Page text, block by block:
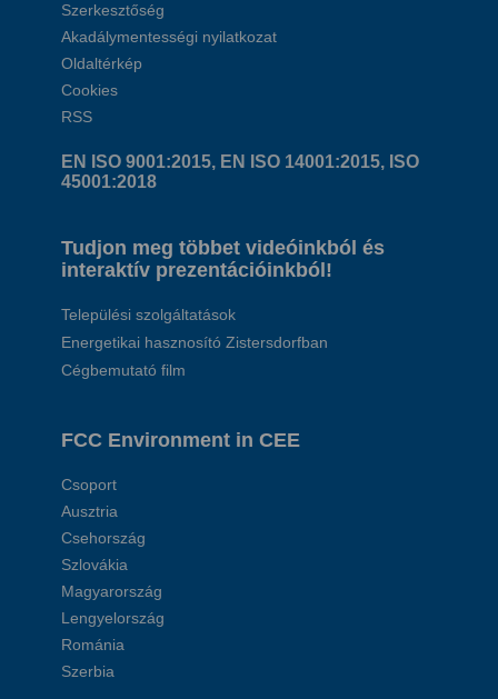
Szerkesztőség
Akadálymentességi nyilatkozat
Oldaltérkép
Cookies
RSS
EN ISO 9001:2015, EN ISO 14001:2015, ISO
45001:2018
Tudjon meg többet videóinkból és
interaktív prezentációinkból!
Települési szolgáltatások
Energetikai hasznosító Zistersdorfban
Cégbemutató film
FCC Environment in CEE
Csoport
Ausztria
Csehország
Szlovákia
Magyarország
Lengyelország
Románia
Szerbia